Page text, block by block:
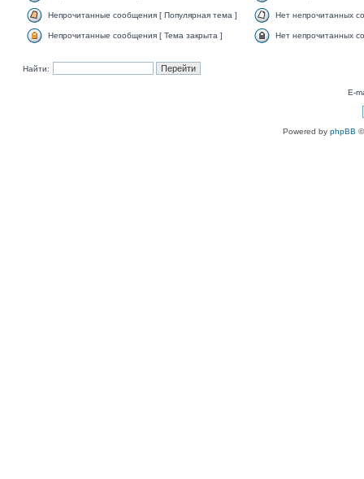
Непрочитанные сообщения [ Популярная тема ] Нет непрочитанных
Непрочитанные сообщения [ Тема закрыта ] Нет непрочитанных
Найти:
E-
Powered by phpBB